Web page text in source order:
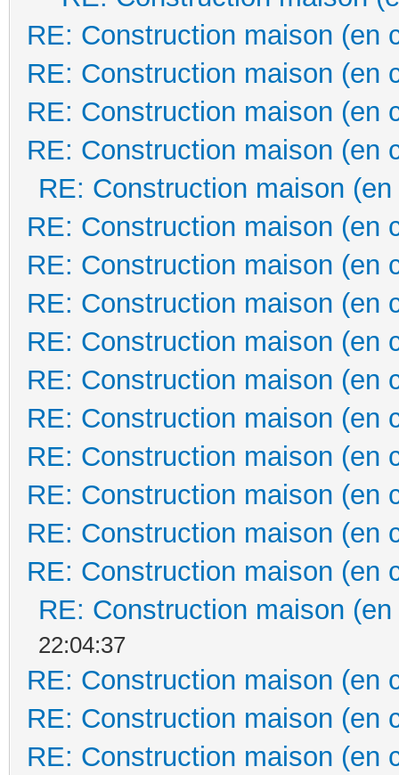
RE: Construction maison (en
RE: Construction maison (en
RE: Construction maison (en
RE: Construction maison (en
RE: Construction maison
RE: Construction maison (en
RE: Construction maison (en
RE: Construction maison (en
RE: Construction maison (en
RE: Construction maison (en
RE: Construction maison (en
RE: Construction maison (en
RE: Construction maison (en
RE: Construction maison (en
RE: Construction maison (en
RE: Construction maison
22:04:37
RE: Construction maison (en
RE: Construction maison (en
RE: Construction maison (en